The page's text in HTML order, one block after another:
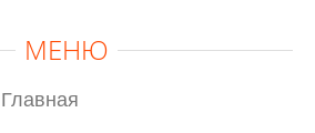
МЕНЮ
Главная